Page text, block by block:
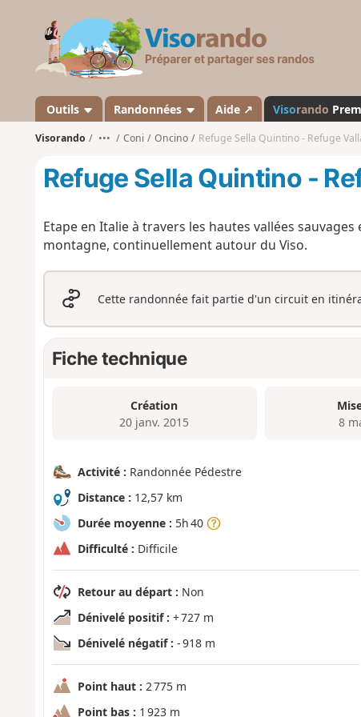
s
a
n
d
Outils Randonnées Aide ↗ Visorando
Visorando ••• Coni Oncino Refuge Sella Quintino - Refuge
Refuge Sella Quintino -
Etape en Italie à travers les hautes vallées
montagne, continuellement autour du Viso.
Cette randonnée fait partie d'un circuit en
Fiche technique
Création
20 janv. 2015
8
Activité : Randonnée Pédestre
Distance : 12,57 km
Durée moyenne : 5h 40
Difficulté : Difficile
Retour au départ : Non
Dénivelé positif : + 727 m
Dénivelé négatif : - 918 m
Point haut : 2 775 m
Point bas : 1 923 m